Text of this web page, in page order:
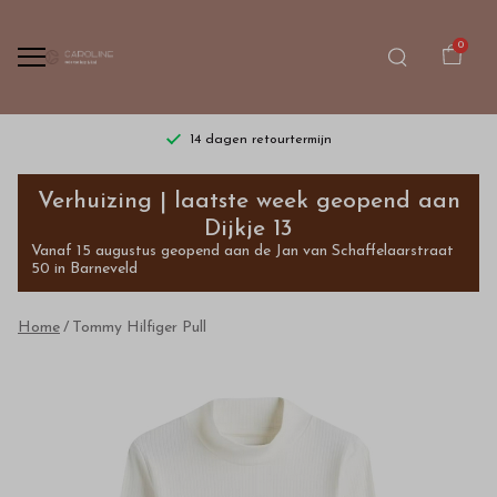
0
14 dagen retourtermijn
Tommy
Hilfiger
Pull
kinderkleding
Verhuizing | laatste week geopend aan
Dijkje 13
Vanaf 15 augustus geopend aan de Jan van Schaffelaarstraat
50 in Barneveld
Home Tommy Hilfiger Pull